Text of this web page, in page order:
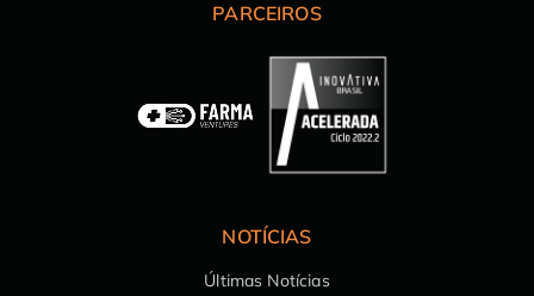
PARCEIROS
NOTÍCIAS
Últimas Notícias